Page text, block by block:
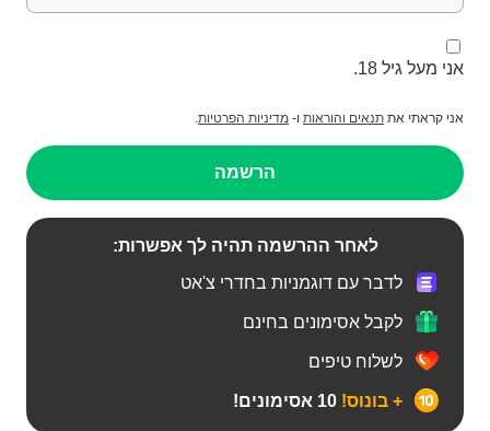
אני מעל גיל 18.
אני קראתי את תנאים והוראות ו- מדיניות הפרטיות.
הרשמה
לאחר ההרשמה תהיה לך אפשרות:
לדבר עם דוגמניות בחדרי צ'אט
לקבל אסימונים בחינם
לשלוח טיפים
+ בונוס!